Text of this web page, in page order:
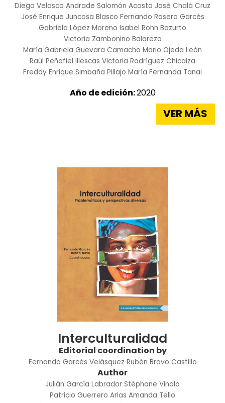
Diego Velasco Andrade Salomón Acosta José Chalá Cruz
José Enrique Juncosa Blasco Fernando Rosero Garcés
Gabriela López Moreno Isabel Rohn Bazurto
Victoria Zambonino Balarezo
María Gabriela Guevara Camacho Mario Ojeda León
Raúl Peñafiel Illescas Victoria Rodríguez Chicaiza
Freddy Enrique Simbaña Pillajo María Fernanda Tanai
Año de edición:2020
VER MÁS
Interculturalidad
Editorial coordination by
Fernando Garcés Velásquez Rubén Bravo Castillo
Author
Julián García Labrador Stéphane Vinolo
Patricio Guerrero Arias Amanda Tello